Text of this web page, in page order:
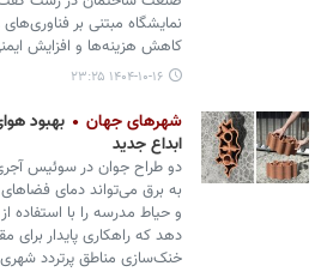
نمایشگاه مبتنی بر
کاهش هزینه‌ها و افزایش
۱۴۰۴-۱۰-۱۶ ۲۳:۲۵
شهرهای جهان
بهبود
ابداع جدید
دو طراح جوان در سوئیس آجری
به برق می‌تواند دمای
و حیاط مدرسه را با
دهد که راهکاری پایدار برای
خنک‌سازی مناطق پرتردد